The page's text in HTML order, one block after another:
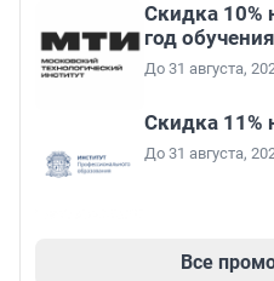
Скидка 10%
год обучения
До 31 августа,
Скидка 11%
До 31 августа,
Все